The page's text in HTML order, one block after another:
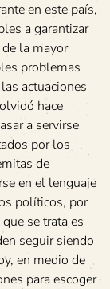
en este país,
a garantizar
la mayor
problemas
actuaciones
hace
a servirse
por los
de
en el lenguaje
políticos, por
se trata es
seguir siendo
en medio de
para escoger